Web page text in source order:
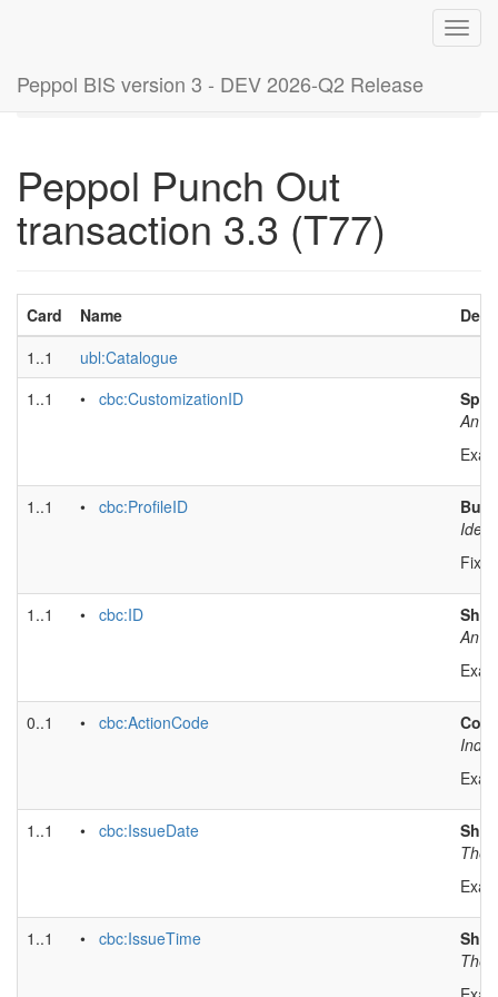
Peppol BIS version 3 - DEV 2026-Q2 Release
Home Peppol Punch Out transaction 3.3 (T77)
Peppol Punch Out
transaction 3.3 (T77)
Card Name
1..1
ubl:Catalogue
1..1
• cbc:CustomizationID
An
1..1 • cbc:ProfileID
1..1 • cbc:ID
An
0..1 • cbc:ActionCode
1..1 • cbc:IssueDate
The
1..1 • cbc:IssueTime
The